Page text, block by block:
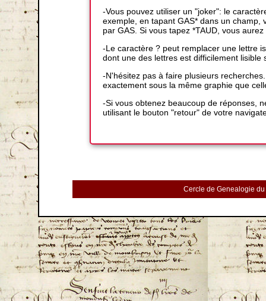
-Vous pouvez utiliser un "joker": le
exemple, en tapant GAS* dans un
par GAS. Si vous tapez *TAUD, vous
-Le caractère ? peut remplacer une lettre
dont une des lettres est difficilement lisible
-N'hésitez pas à faire plusieurs
exactement sous la même graphie que
-Si vous obtenez beaucoup de réponses,
utilisant le bouton "retour" de votre
Cercle de Genealogie